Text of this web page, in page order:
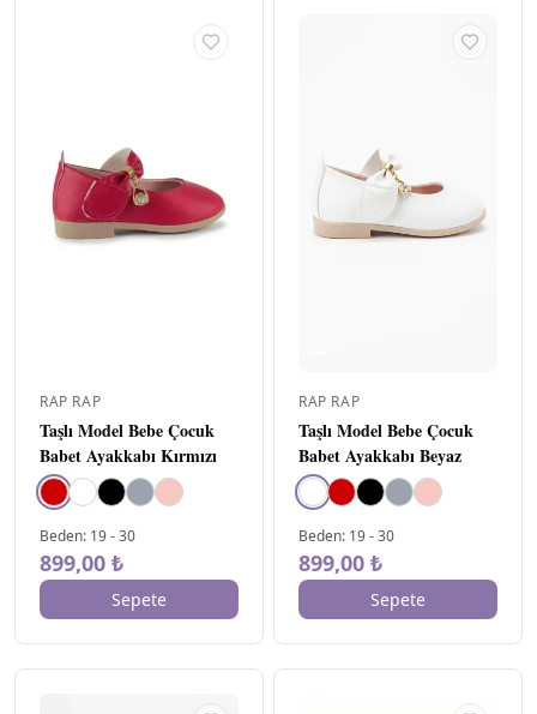
RAP RAP
Taşlı Model Bebe Çocuk
Babet Ayakkabı Kırmızı
Beden: 19-30
899,00 ₺
Sepete
RAP RAP
Taşlı Model Bebe Çocuk
Babet Ayakkabı Beyaz
Beden: 19-30
899,00 ₺
Sepete